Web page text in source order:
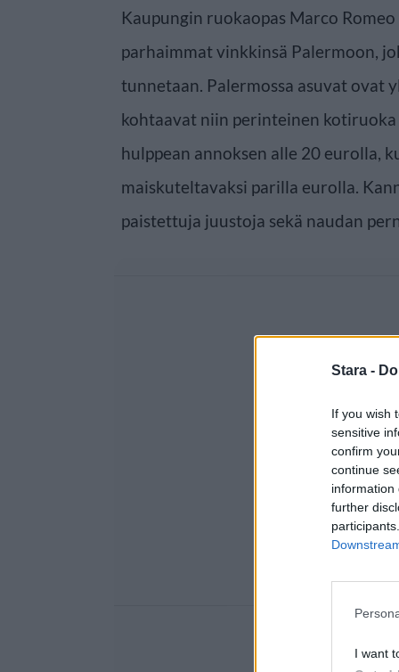
Stara -
If you wish
sensitive
confirm
continue
information
further
I want
Kaupungin ruokaopas Marco
parhaimmat vinkkinsä Palermoon,
tunnetaan. Palermossa asuvat ovat
kohtaavat niin perinteinen
hulppean annoksen alle 20 eurolla,
maiskuteltavaksi parilla eurolla.
paistettuja juustoja sekä naudan